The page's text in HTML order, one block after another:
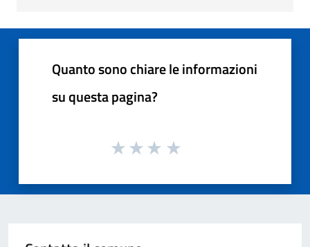
Quanto sono chiare le informazioni
su questa pagina?